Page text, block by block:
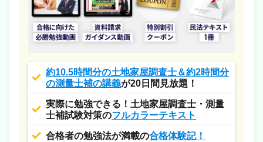
約10.5時間分の土地家屋調査士＆約2時間分
の測量士補の講義が20日間見放題！
実際に勉強できる！土地家屋調査士・測量
士補試験対策のフルカラーテキスト
合格者の勉強法が満載の合格体験記！